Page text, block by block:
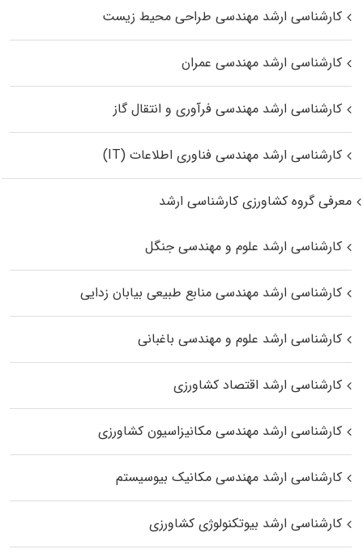
کارشناسی ارشد مهندسی طراحی محیط زیست
کارشناسی ارشد مهندسی عمران
کارشناسی ارشد مهندسی فرآوری و انتقال گاز
کارشناسی ارشد مهندسی فناوری اطلاعات (IT)
معرفی گروه کشاورزی کارشناسی ارشد
کارشناسی ارشد علوم و مهندسی جنگل
کارشناسی ارشد مهندسی منابع طبیعی بیابان زدایی
کارشناسی ارشد علوم و مهندسی باغبانی
کارشناسی ارشد اقتصاد کشاورزی
کارشناسی ارشد مهندسی مکانیزاسیون کشاورزی
کارشناسی ارشد مهندسی مکانیک بیوسیستم
کارشناسی ارشد بیوتکنولوژی کشاورزی